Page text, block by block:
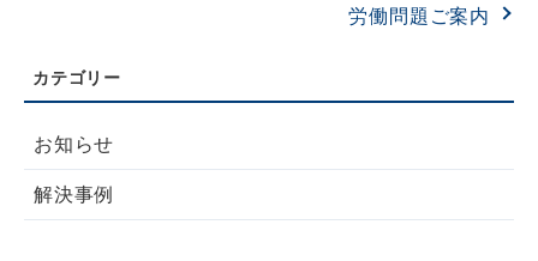
労働問題ご案内
お知らせ
解決事例